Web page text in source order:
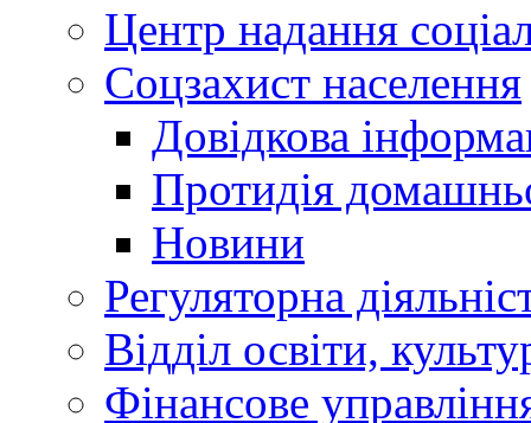
Центр надання
Соцзахист населення
Довідкова
Протидія
Новини
Регуляторна
Відділ освіти,
Фінансове